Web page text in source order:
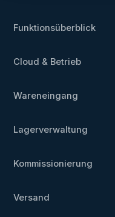
Funktionsüberblick
Cloud & Betrieb
Wareneingang
Lagerverwaltung
Kommissionierung
Versand